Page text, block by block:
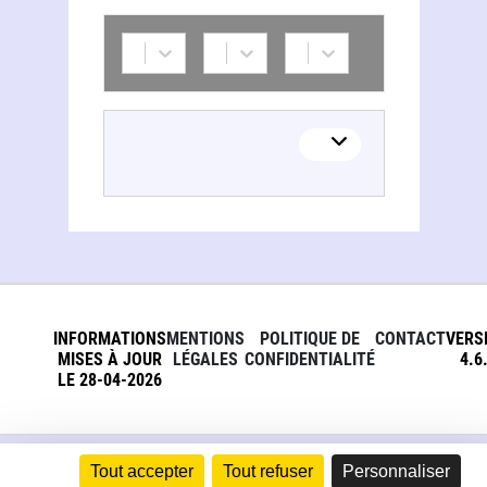
Tout accepter Tout refuser Personnaliser
INFORMATIONS
MISES À JOUR
LE 28-04-2026
MENTIONS
LÉGALES
POLITIQUE DE
CONFIDENTIALITÉ
CONTACT